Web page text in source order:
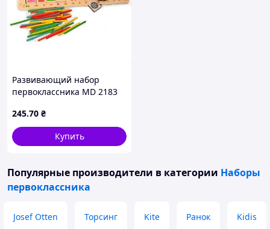
Развивающий набор
первоклассника MD 2183
палочки
245.70 ₴
Купить
Популярные производители в категории Наборы
первоклассника
Josef Otten Торсинг Kite Ранок Kidis